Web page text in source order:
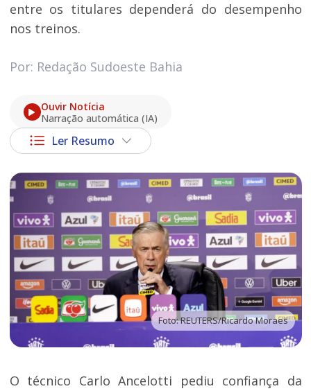
entre os titulares dependerá do desempenho
nos treinos.
Por: Redação Sudoeste Bahia
Ouvir Notícia
Narração automática (IA)
Ler Resumo
Foto: REUTERS/Ricardo Moraes
O técnico Carlo Ancelotti pediu confiança da